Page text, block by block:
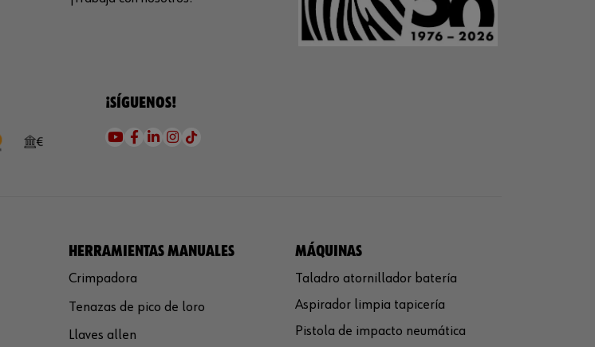
¡SÍGUENOS!
HERRAMIENTAS MANUALES
Crimpadora
Tenazas de pico de loro
Llaves allen
MÁQUINAS
Taladro atornillador batería
Aspirador limpia tapicería
Pistola de impacto neumática